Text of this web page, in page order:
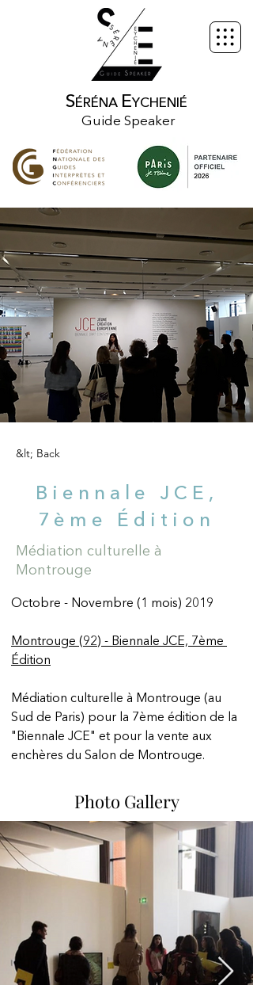
SÉRÉNA EYCHENIÉ
Guide Speaker
&lt; Back
Biennale JCE,
7ème Édition
Médiation culturelle à
Montrouge
Octobre - Novembre (1 mois) 2019
Montrouge (92) - Biennale JCE, 7ème
Édition
Médiation culturelle à Montrouge (au
Sud de Paris) pour la 7ème édition de la
"Biennale JCE" et pour la vente aux
enchères du Salon de Montrouge.
Photo Gallery